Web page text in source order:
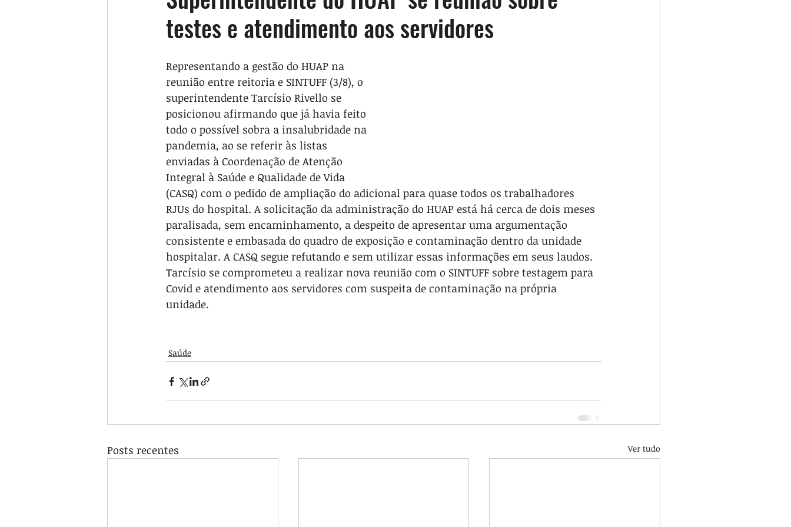
testes e atendimento aos servidores
Representando a gestão do HUAP na
reunião entre reitoria e SINTUFF (3/8), o
superintendente Tarcísio Rivello se
posicionou afirmando que já havia feito
todo o possível sobra a insalubridade na
pandemia, ao se referir às listas
enviadas à Coordenação de Atenção
Integral à Saúde e Qualidade de Vida
(CASQ) com o pedido de ampliação do adicional para quase todos os trabalhadores
RJUs do hospital. A solicitação da administração do HUAP está há cerca de dois meses
paralisada, sem encaminhamento, a despeito de apresentar uma argumentação
consistente e embasada do quadro de exposição e contaminação dentro da unidade
hospitalar. A CASQ segue refutando e sem utilizar essas informações em seus laudos.
Tarcísio se comprometeu a realizar nova reunião com o SINTUFF sobre testagem para
Covid e atendimento aos servidores com suspeita de contaminação na própria
unidade.
Saúde
Posts recentes Ver tudo